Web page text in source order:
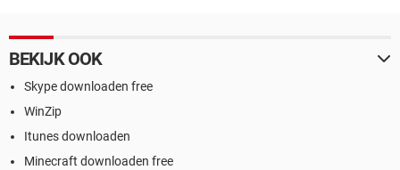
BEKIJK OOK
Skype downloaden free
WinZip
Itunes downloaden
Minecraft downloaden free